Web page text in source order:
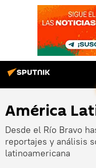
América
Desde el Río Bravo
reportajes y análisis
latinoamericana